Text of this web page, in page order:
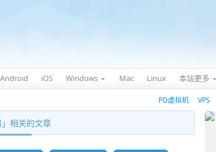
Android iOS Windows Mac Linux 本站更多
PD虚拟机 VPS
」相关的文章